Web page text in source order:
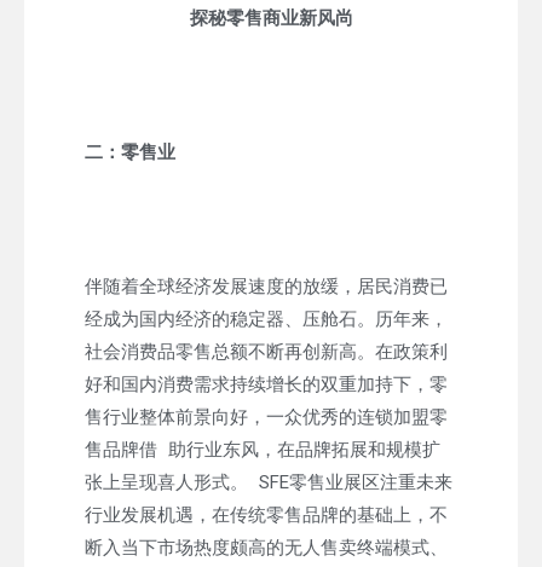
探秘零售商业新风尚
二：零售业
伴随着全球经济发展速度的放缓，居民消费已
经成为国内经济的稳定器、压舱石。历年来，
社会消费品零售总额不断再创新高。在政策利
好和国内消费需求持续增长的双重加持下，零
售行业整体前景向好，一众优秀的连锁加盟零
售品牌借 助行业东风，在品牌拓展和规模扩
张上呈现喜人形式。 SFE零售业展区注重未来
行业发展机遇，在传统零售品牌的基础上，不
断入当下市场热度颇高的无人售卖终端模式、